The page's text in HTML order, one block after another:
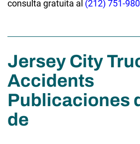
consulta gratuita al (212) 751-
Jersey City
Accidents
Publicaciones
de